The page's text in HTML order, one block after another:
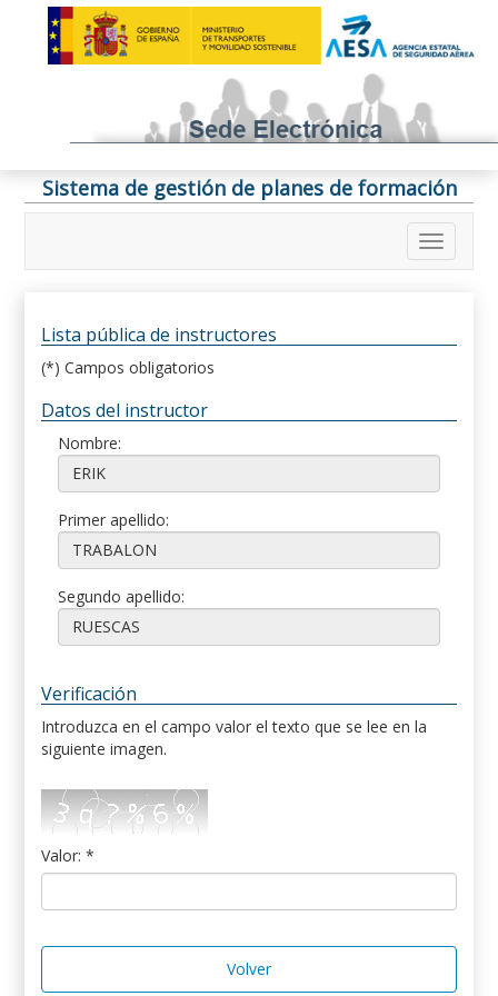
Sistema de gestión de planes de formación
Lista pública de instructores
(*) Campos obligatorios
Datos del instructor
Nombre:
Primer apellido:
Segundo apellido:
Verificación
Introduzca en el campo valor el texto que se lee en la
siguiente imagen.
Valor: *
Volver